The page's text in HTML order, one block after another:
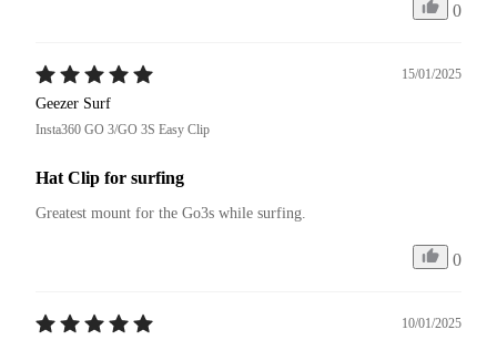
0
15/01/2025
Geezer Surf
Insta360 GO 3/GO 3S Easy Clip
Hat Clip for surfing
Greatest mount for the Go3s while surfing.
0
10/01/2025